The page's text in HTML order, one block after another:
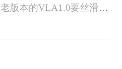
版本的VLA1.0要丝滑不
以上，窄路不再是频繁